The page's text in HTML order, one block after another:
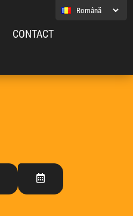
CONTACT